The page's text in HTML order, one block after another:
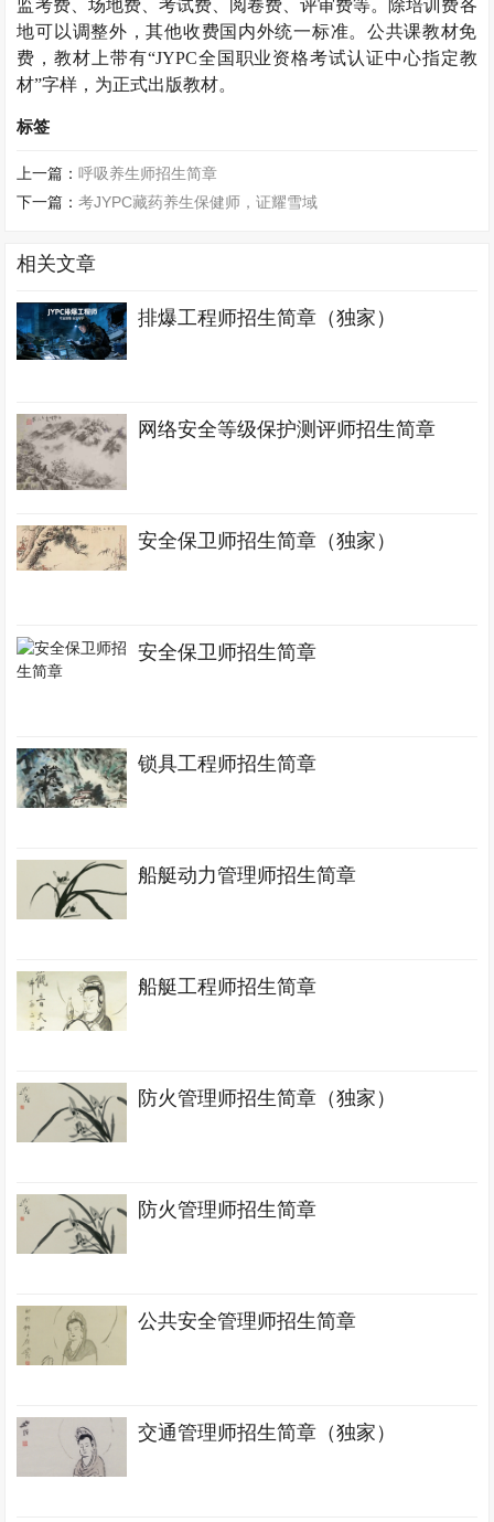
监考费、场地费、考试费、阅卷费、评审费等。除培训费各
地可以调整外，其他收费国内外统一标准。公共课教材免
费，教材上带有“JYPC全国职业资格考试认证中心指定教
材”字样，为正式出版教材。
标签
上一篇：呼吸养生师招生简章
下一篇：考JYPC藏药养生保健师，证耀雪域
相关文章
排爆工程师招生简章（独家）
网络安全等级保护测评师招生简章
安全保卫师招生简章（独家）
安全保卫师招生简章
锁具工程师招生简章
船艇动力管理师招生简章
船艇工程师招生简章
防火管理师招生简章（独家）
防火管理师招生简章
公共安全管理师招生简章
交通管理师招生简章（独家）